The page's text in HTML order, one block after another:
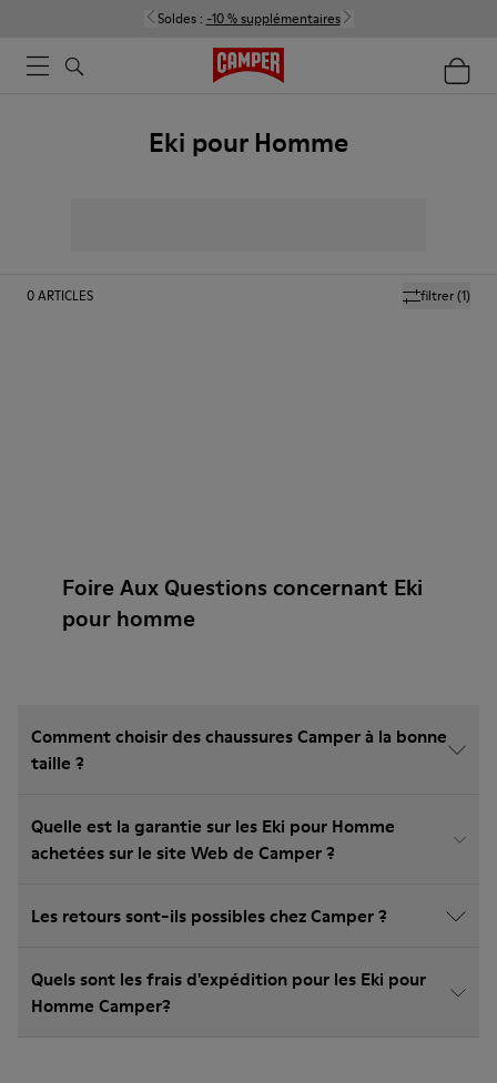
Soldes : -10 % supplémentaires
Eki pour Homme
filtrer(1)
0ARTICLES
Foire Aux Questions concernant Eki
pour homme
Comment choisir des chaussures Camper à la bonne
taille ?
Quelle est la garantie sur les Eki pour Homme
achetées sur le site Web de Camper ?
Les retours sont-ils possibles chez Camper ?
Quels sont les frais d'expédition pour les Eki pour
Homme Camper?